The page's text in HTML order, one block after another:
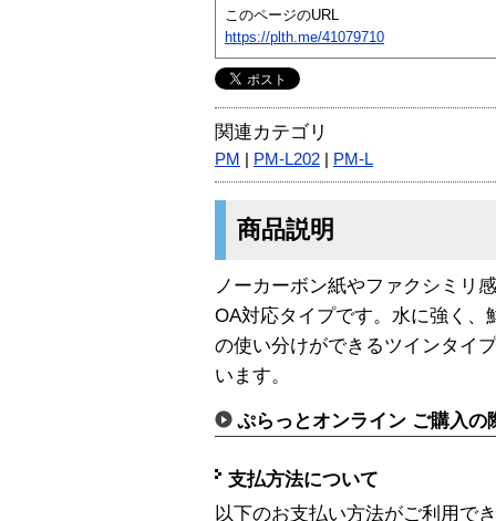
このページのURL
https://plth.me/41079710
関連カテゴリ
PM PM-L202 PM-L
商品説明
ノーカーボン紙やファクシミリ
OA対応タイプです。水に強く
の使い分けができるツインタイ
います。
ぷらっとオンライン ご購入の
支払方法について
以下のお支払い方法がご利用で